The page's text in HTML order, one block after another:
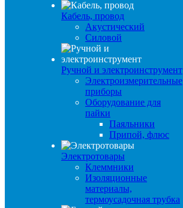
Кабель, провод
Акустический
Силовой
Ручной и электроинструмент
Электроизмерительные
приборы
Оборудование для
пайки
Паяльники
Припой, флюс
Электротовары
Клеммники
Изоляционные
материалы,
термоусадочная трубка